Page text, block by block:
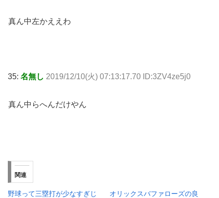
真ん中左かええわ
35: 名無し 2019/12/10(火) 07:13:17.70 ID:3ZV4ze5j0
真ん中らへんだけやん
関連
野球って三塁打が少なすぎじ
オリックスバファローズの良